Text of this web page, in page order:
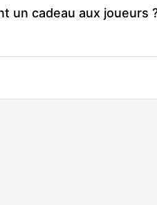
un cadeau aux joueurs